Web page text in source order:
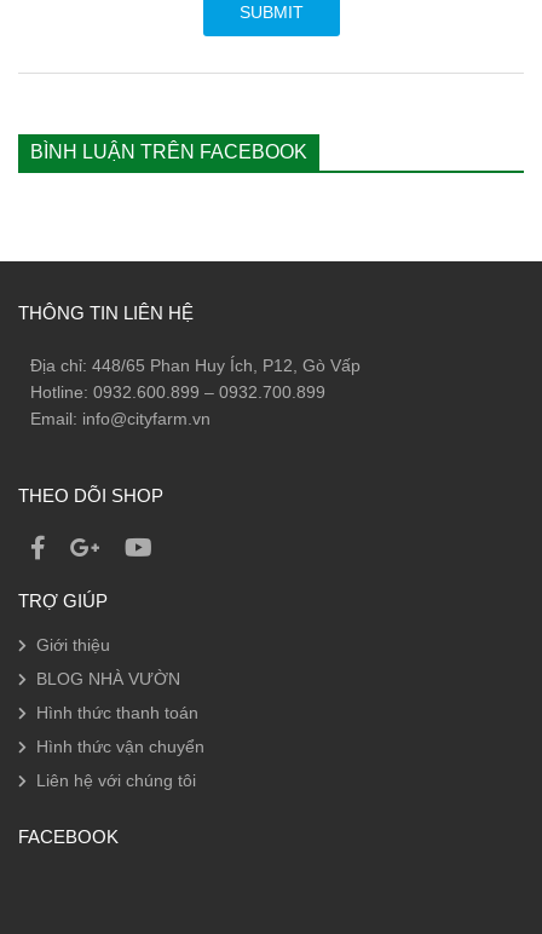
BÌNH LUẬN TRÊN FACEBOOK
THÔNG TIN LIÊN HỆ
Địa chỉ: 448/65 Phan Huy Ích, P12, Gò Vấp
Hotline: 0932.600.899 – 0932.700.899
Email: info@cityfarm.vn
THEO DÕI SHOP
TRỢ GIÚP
Giới thiệu
BLOG NHÀ VƯỜN
Hình thức thanh toán
Hình thức vận chuyển
Liên hệ với chúng tôi
FACEBOOK